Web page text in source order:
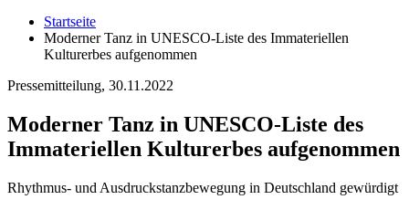
Startseite
Moderner Tanz in UNESCO-Liste des Immateriellen
Kulturerbes aufgenommen
Pressemitteilung, 30.11.2022
Moderner Tanz in UNESCO-Liste des
Immateriellen Kulturerbes aufgenommen
Rhythmus- und Ausdruckstanzbewegung in Deutschland gewürdigt